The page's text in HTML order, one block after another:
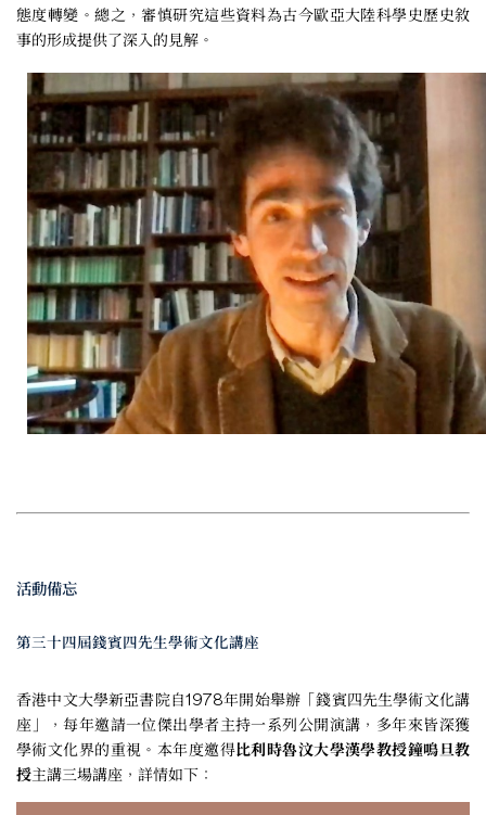
態度轉變。總之，審慎研究這些資料為古今歐亞大陸科學史歷史敘
事的形成提供了深入的見解。
活動備忘
第三十四屆錢賓四先生學術文化講座
香港中文大學新亞書院自1978年開始舉辦「錢賓四先生學術文化講
座」，每年邀請一位傑出學者主持一系列公開演講，多年來皆深獲
學術文化界的重視。本年度邀得比利時魯汶大學漢學教授鐘鳴旦教
授主講三場講座，詳情如下：